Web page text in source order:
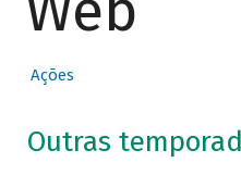
Ações
Outras